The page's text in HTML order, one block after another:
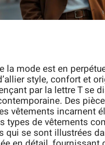
la mode est en
style, confort et
par la lettre T se
Des
vêtements incarnent
types de vêtements
qui se sont illustrées